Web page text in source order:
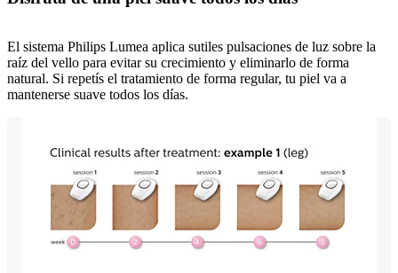
El sistema Philips Lumea aplica sutiles pulsaciones de luz sobre la
raíz del vello para evitar su crecimiento y eliminarlo de forma
natural. Si repetís el tratamiento de forma regular, tu piel va a
mantenerse suave todos los días.